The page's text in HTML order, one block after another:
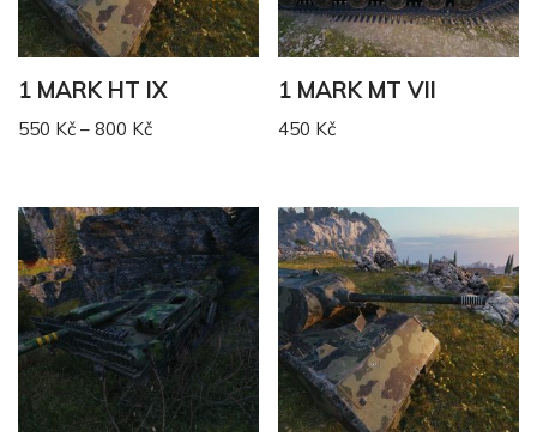
1 MARK HT IX
550 Kč – 800 Kč
1 MARK MT VII
450 Kč